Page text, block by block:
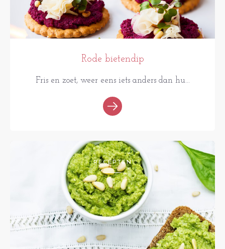
Rode bietendip
Fris en zoet, weer eens iets anders dan hu...
RECEPTEN